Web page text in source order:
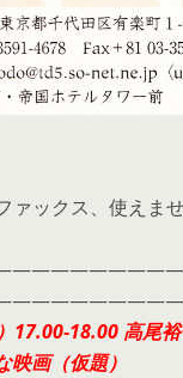
ァックス、使えませ
17.00-18.00 高尾
映画（仮題）